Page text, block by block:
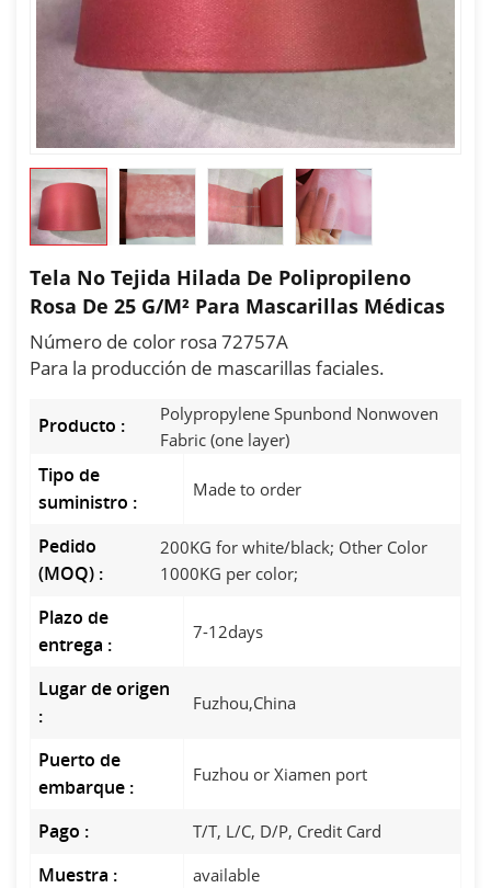
Tela No Tejida Hilada De Polipropileno
Rosa De 25 G/m² Para Mascarillas Médicas
Número de color rosa 72757A
Para la producción de mascarillas faciales.
Producto :
Polypropylene Spunbond Nonwoven
Fabric (one layer)
Tipo de
suministro :
Made to order
Pedido
(MOQ) :
200KG for white/black; Other Color
1000KG per color;
Plazo de
entrega :
7-12days
Lugar de origen
:
Fuzhou,China
Puerto de
embarque :
Fuzhou or Xiamen port
Pago : T/T, L/C, D/P, Credit Card
Muestra : available